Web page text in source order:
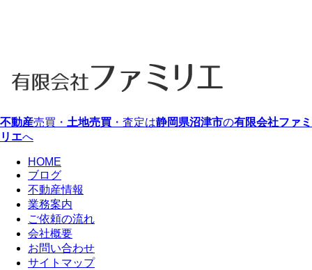
不動産売買・ 土地売買 ・査定は静岡県沼津市の有限会社ファミ
リエへ
HOME
ブログ
不動産情報
業務案内
ご依頼の流れ
会社概要
お問い合わせ
サイトマップ